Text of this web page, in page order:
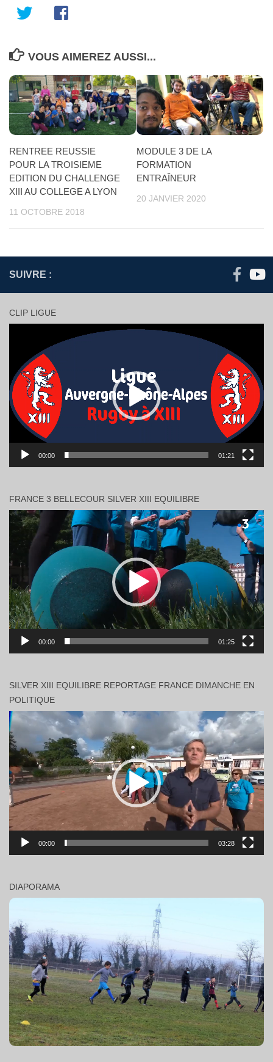
VOUS AIMEREZ AUSSI...
RENTREE REUSSIE
POUR LA TROISIEME
EDITION DU CHALLENGE
XIII AU COLLEGE A LYON
11 OCTOBRE 2018
MODULE 3 DE LA
FORMATION
ENTRAÎNEUR
20 JANVIER 2020
SUIVRE :
CLIP LIGUE
00:00 01:21
FRANCE 3 BELLECOUR SILVER XIII EQUILIBRE
Lecteur
vidéo
00:00 01:25
SILVER XIII EQUILIBRE REPORTAGE FRANCE DIMANCHE EN
POLITIQUE
Lecteur
vidéo
00:00 03:28
DIAPORAMA